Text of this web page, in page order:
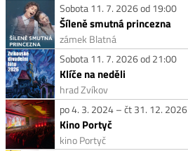
Sobota 11. 7. 2026 od 19:00
Šíleně smutná princezna
zámek Blatná
Sobota 11. 7. 2026 od 21:00
Klíče na neděli
hrad Zvíkov
po 4. 3. 2024 – čt 31. 12. 2026
Kino Portyč
kino Portyč